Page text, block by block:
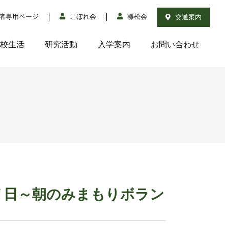
専用ページ こぼれ会 雛松会 交通案内
生活 研究活動 入学案内 お問い合わせ
～朝のみまもりボラン